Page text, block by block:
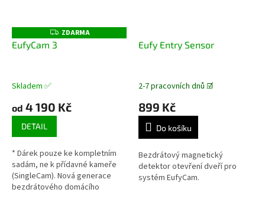
Z
D
ZDARMA
EufyCam 3
Skladem ✅
od 4 190 Kč
DETAIL
* Dárek pouze ke kompletním
sadám, ne k přídavné kameře
(SingleCam). Nová generace
bezdrátového domácího
Eufy Entry Sensor
2-7 pracovních dnů ☑️
899 Kč
Do košíku
Bezdrátový magnetický
detektor otevření dveří pro
systém EufyCam.